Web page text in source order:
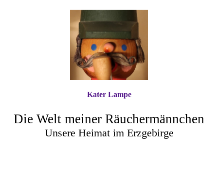
Die Welt meiner Räuchermännchen
Unsere Heimat im Erzgebirge
Kater Lampe